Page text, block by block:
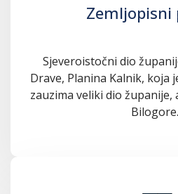
Zemljopisni
Sjeveroistočni dio
Drave, Planina Kalnik, koja
zauzima veliki dio županije,